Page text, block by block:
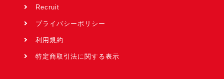
Recruit
プライバシーポリシー
利用規約
特定商取引法に関する表示